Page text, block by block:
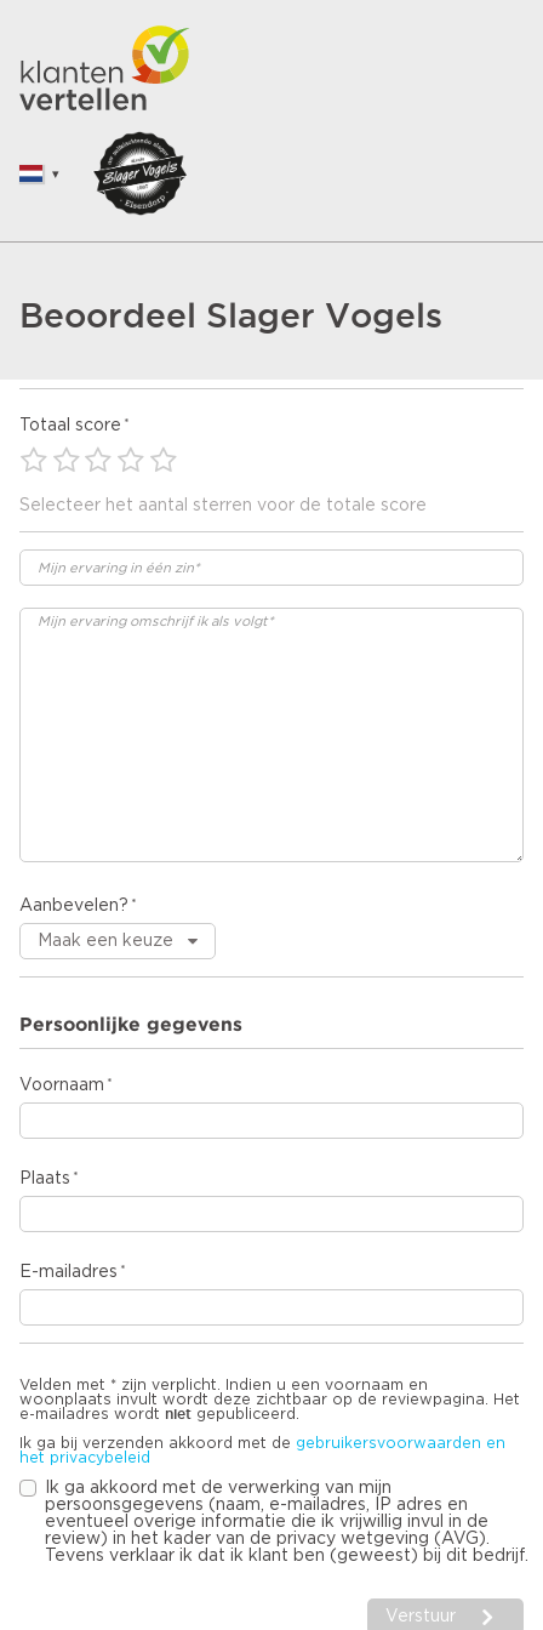
Beoordeel Slager Vogels
Totaal score
Selecteer het aantal sterren voor de totale score
Aanbevelen?
Persoonlijke gegevens
Voornaam
Plaats
E-mailadres
Velden met * zijn verplicht. Indien u een voornaam en
woonplaats invult wordt deze zichtbaar op de reviewpagina. Het
e-mailadres wordt niet gepubliceerd.
Ik ga bij verzenden akkoord met de gebruikersvoorwaarden en
het privacybeleid
Ik ga akkoord met de verwerking van mijn
persoonsgegevens (naam, e-mailadres, IP adres en
eventueel overige informatie die ik vrijwillig invul in de
review) in het kader van de privacy wetgeving (AVG).
Tevens verklaar ik dat ik klant ben (geweest) bij dit bedrijf.
Verstuur